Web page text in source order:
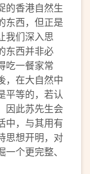
的香港自然生
东西，但正是
我们深入思
东西并非必
吃一餐家常
，在大自然中
平等的，若认
因此苏先生会
中，与其用有
思想开明，对
个更完整、